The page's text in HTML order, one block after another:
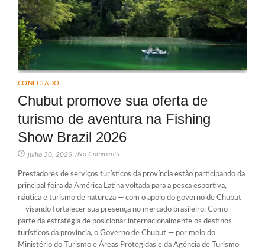
CONECTADO
Chubut promove sua oferta de
turismo de aventura na Fishing
Show Brazil 2026
julho 30, 2026 /No Comments
Prestadores de serviços turísticos da província estão participando da
principal feira da América Latina voltada para a pesca esportiva,
náutica e turismo de natureza — com o apoio do governo de Chubut
— visando fortalecer sua presença no mercado brasileiro. Como
parte da estratégia de posicionar internacionalmente os destinos
turísticos da província, o Governo de Chubut — por meio do
Ministério do Turismo e Áreas Protegidas e da Agência de Turismo